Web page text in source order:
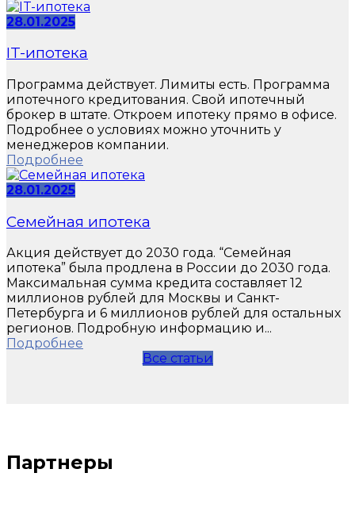
28.01.2025
IT-ипотека
Программа действует. Лимиты есть. Программа
ипотечного кредитования. Свой ипотечный
брокер в штате. Откроем ипотеку прямо в офисе.
Подробнее о условиях можно уточнить у
менеджеров компании.
Подробнее
28.01.2025
Семейная ипотека
Акция действует до 2030 года. “Семейная
ипотека” была продлена в России до 2030 года.
Максимальная сумма кредита составляет 12
миллионов рублей для Москвы и Санкт-
Петербурга и 6 миллионов рублей для остальных
регионов. Подробную информацию и...
Подробнее
Все статьи
Партнеры